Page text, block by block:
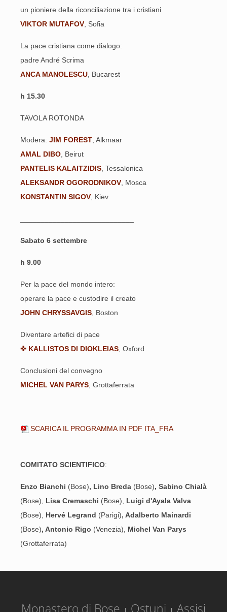
un pioniere della riconciliazione tra i cristiani
VIKTOR MUTAFOV , Sofia
La pace cristiana come dialogo:
padre André Scrima
ANCA MANOLESCU , Bucarest
h 15.30
TAVOLA ROTONDA
Modera: JIM FOREST , Alkmaar
AMAL DIBO , Beirut
PANTELIS KALAITZIDIS , Tessalonica
ALEKSANDR OGORODNIKOV , Mosca
KONSTANTIN SIGOV , Kiev
Sabato 6 settembre
h 9.00
Per la pace del mondo intero:
operare la pace e custodire il creato
JOHN CHRYSSAVGIS , Boston
Diventare artefici di pace
✜ KALLISTOS DI DIOKLEIAS , Oxford
Conclusioni del convegno
MICHEL VAN PARYS , Grottaferrata
SCARICA IL PROGRAMMA IN PDF ITA_FRA
COMITATO SCIENTIFICO:
Enzo Bianchi (Bose), Lino Breda (Bose), Sabino Chialà
(Bose),
Lisa Cremaschi (Bose),
Luigi d'Ayala Valva
(Bose),
Hervé Legrand (Parigi), Adalberto Mainardi
(Bose), Antonio Rigo (Venezia),
Michel Van Parys
(Grottaferrata)
Monastero di Bose Ostuni Assisi